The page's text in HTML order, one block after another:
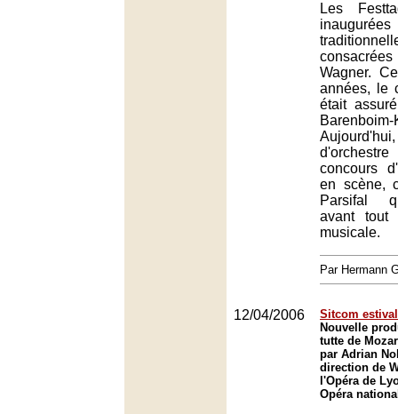
Les
Wagner.
années, le
était
Barenboim-
concours
en scène,
Parsifal
avant tout
musicale.
Par Hermann
12/04/2006
Sitcom
Nouvelle
tutte de
par Adrian
direction de
l'Opéra de
Opéra